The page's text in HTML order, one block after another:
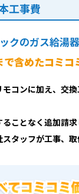
工事費
クのガス給湯器
で含めたコミコ
コンに加え、交
ことなく追加請求
タッフが工事、取